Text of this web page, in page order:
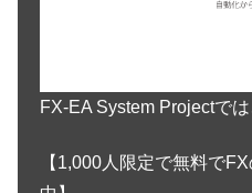
FX-EA System Projectでは
【1,000人限定で無料で